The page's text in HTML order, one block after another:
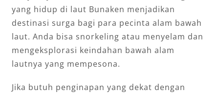
yang hidup di laut Bunaken menjadikan
destinasi surga bagi para pecinta alam bawah
laut. Anda bisa snorkeling atau menyelam dan
mengeksplorasi keindahan bawah alam
lautnya yang mempesona.
Jika butuh penginapan yang dekat dengan